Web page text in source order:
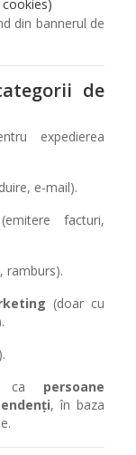
cookies)
din bannerul de
de
expedierea
e‑mail).
facturi,
ramburs).
(doar cu
ca persoane
, în baza